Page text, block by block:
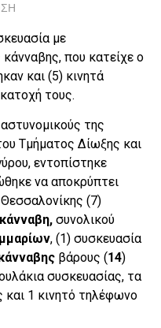
με
που κατείχε ο
και (5) κινητά
τους.
της
Τμήματος Δίωξης και
εντοπίστηκε
να αποκρύπτει
(7)
κάνναβη, συνολικού
, (1) συσκευασία
βάρους (14)
συσκευασίας, τα
1 κινητό τηλέφωνο